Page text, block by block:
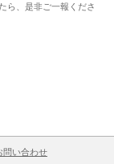
ら、是非ご一報くださ
問い合わせ